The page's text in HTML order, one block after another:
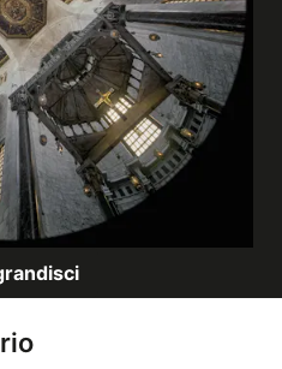
e autori
a tema